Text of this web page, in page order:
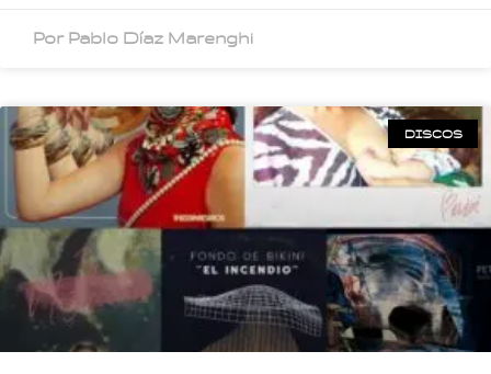
Por Pablo Díaz Marenghi
DISCOS